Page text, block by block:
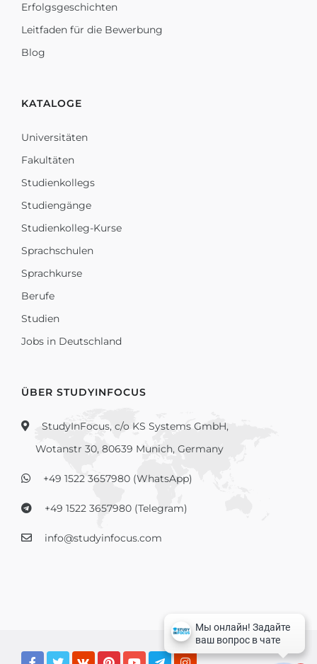
Erfolgsgeschichten
Leitfaden für die Bewerbung
Blog
KATALOGE
Universitäten
Fakultäten
Studienkollegs
Studiengänge
Studienkolleg-Kurse
Sprachschulen
Sprachkurse
Berufe
Studien
Jobs in Deutschland
ÜBER STUDYINFOCUS
StudyInFocus, c/o KS Systems GmbH,
Wotanstr 30, 80639 Munich, Germany
+49 1522 3657980 (WhatsApp)
+49 1522 3657980 (Telegram)
info@studyinfocus.com